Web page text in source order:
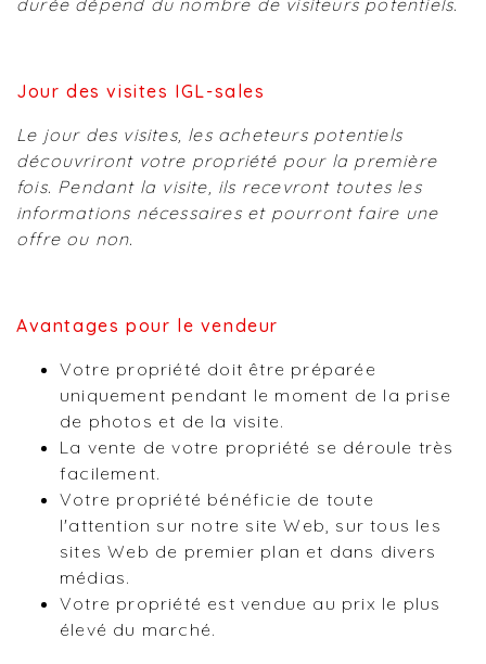
Jour des visites IGL-sales
Le jour des visites, les acheteurs potentiels
découvriront votre propriété pour la première
fois. Pendant la visite, ils recevront toutes les
informations nécessaires et pourront faire une
offre ou non.
Avantages pour le vendeur
Votre propriété doit être préparée
uniquement pendant le moment de la prise
de photos et de la visite.
La vente de votre propriété se déroule très
facilement.
Votre propriété bénéficie de toute
l'attention sur notre site Web, sur tous les
sites Web de premier plan et dans divers
médias.
Votre propriété est vendue au prix le plus
élevé du marché.